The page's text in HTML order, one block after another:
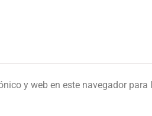
y web en este navegador